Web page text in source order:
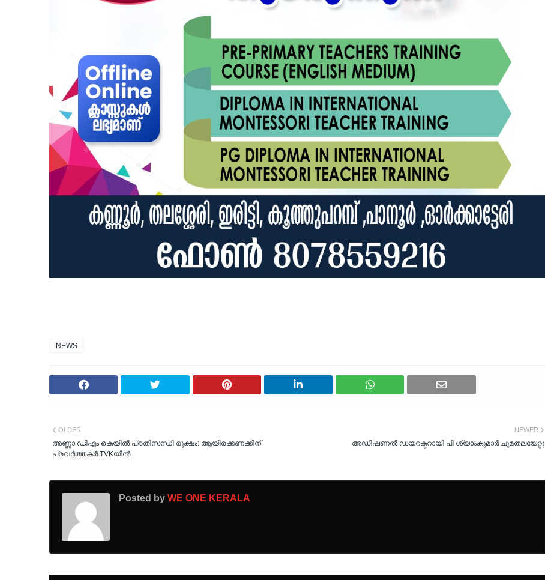
NEWS
NEWER
അഡീഷണൽ ഡയറക്ടറായി പി ശ്യാംകുമാർ ചുമതലയേറ്റു
OLDER
അണ്ണാ ഡിഎം കെയിൽ പ്രതിസന്ധി രൂക്ഷം: ആയിരക്കണക്കിന്
പ്രവർത്തകർ TVKയിൽ
Posted by WE ONE KERALA